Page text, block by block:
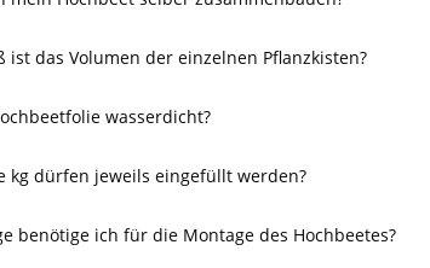
ist das Volumen der einzelnen Pflanzkisten?
wasserdicht?
kg dürfen jeweils eingefüllt werden?
benötige ich für die Montage des Hochbeetes?